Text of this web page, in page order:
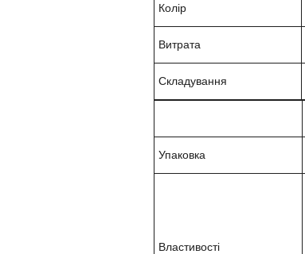
Колір
Витрата
Складування
Упаковка
Властивості